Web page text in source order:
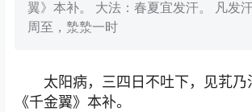
翼》本补。 大法：春夏宜发汗。 凡发
周至，漐漐一时
太阳病，三四日不吐下，见芤
《千金翼》本补。